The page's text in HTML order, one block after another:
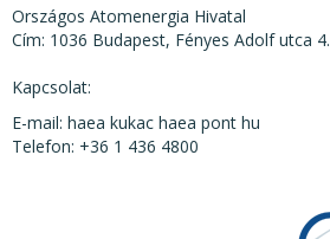
Országos Atomenergia Hivatal
Cím: 1036 Budapest, Fényes Adolf utca 4.
Kapcsolat:
E-mail: haea kukac haea pont hu
Telefon: +36 1 436 4800